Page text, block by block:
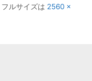
フルサイズは 2560 ×